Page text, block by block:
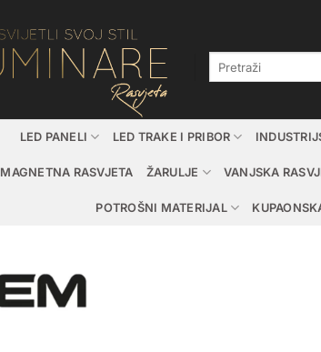
LED PANELI LED TRAKE I PRIBOR
MAGNETNA RASVJETA ŽARULJE VANJSKA
POTROŠNI MATERIJAL